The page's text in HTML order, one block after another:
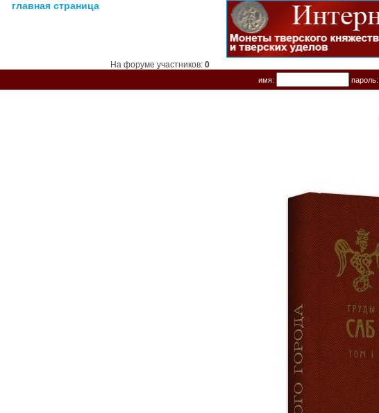
главная страница
На форуме участников: 0
имя: пароль: